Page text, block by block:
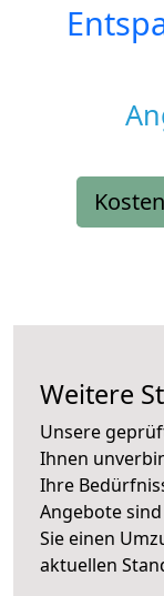
Weitere
Unsere
Ihnen
Ihre
Angebote
Sie einen
aktuellen